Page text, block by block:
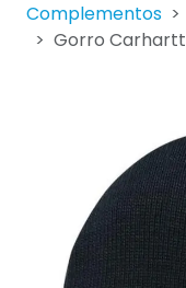
Complementos
Gorro